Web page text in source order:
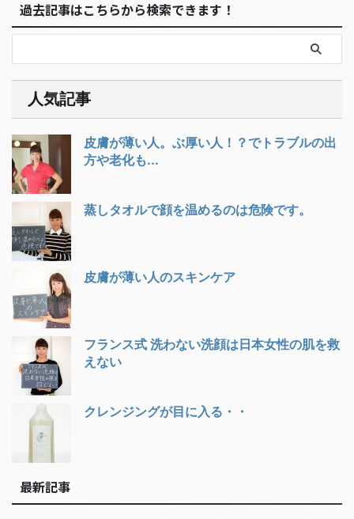
過去記事はこちらから検索できます！
人気記事
皮膚が薄い人。ぶ厚い人！？でトラブルの出
方や老化も...
蒸しタオルで顔を温めるのは危険です。
皮膚が薄い人のスキンケア
フランス式 洗わない洗顔は日本女性の肌を救
えない
クレンジングが目に入る・・
最新記事